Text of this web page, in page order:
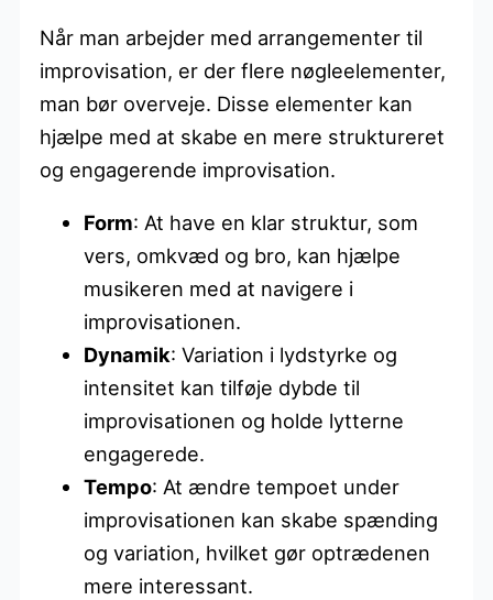
Når man arbejder med arrangementer til
improvisation, er der flere nøgleelementer,
man bør overveje. Disse elementer kan
hjælpe med at skabe en mere struktureret
og engagerende improvisation.
Form: At have en klar struktur, som
vers, omkvæd og bro, kan hjælpe
musikeren med at navigere i
improvisationen.
Dynamik: Variation i lydstyrke og
intensitet kan tilføje dybde til
improvisationen og holde lytterne
engagerede.
Tempo: At ændre tempoet under
improvisationen kan skabe spænding
og variation, hvilket gør optrædenen
mere interessant.